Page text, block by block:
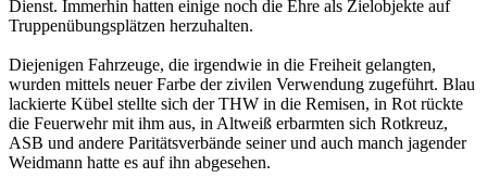
Dienst. Immerhin hatten einige noch die Ehre als Zielobjekte auf
Truppenübungsplätzen herzuhalten.
Diejenigen Fahrzeuge, die irgendwie in die Freiheit gelangten,
wurden mittels neuer Farbe der zivilen Verwendung zugeführt. Blau
lackierte Kübel stellte sich der THW in die Remisen, in Rot rückte
die Feuerwehr mit ihm aus, in Altweiß erbarmten sich Rotkreuz,
ASB und andere Paritätsverbände seiner und auch manch jagender
Weidmann hatte es auf ihn abgesehen.